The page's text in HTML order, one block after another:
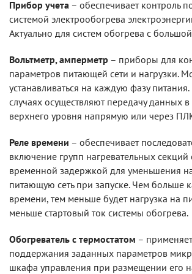
Прибор учета – обеспечивает контроль
системой электрообогрева
Актуально для систем обогрева с
Вольтметр, амперметр – приборы для
параметров питающей сети и нагрузки.
устанавливаться на каждую фазу
случаях осуществляют передачу данных в
верхнего уровня напрямую или через
Реле времени – обеспечивает
включение групп нагревательных секций
временной задержкой для уменьшения
питающую сеть при запуске. Чем больше
времени, тем меньше будет нагрузка на
меньше стартовый ток системы обогрева.
Обогреватель с термостатом –
поддержания заданных параметров
шкафа управления при размещении его